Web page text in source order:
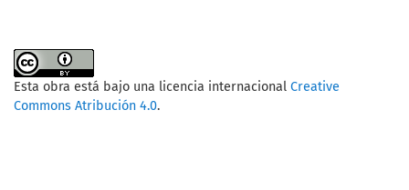
Esta obra está bajo una licencia internacional Creative
Commons Atribución 4.0.